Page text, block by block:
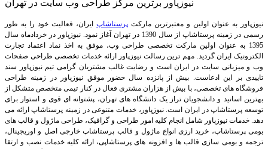
نیوزپاور برترین مرکز طراحی وب سایت در تهران
نیوزپاور به عنوان اولین و معتبرترین مارکت پرستاشاپ ایران، فعالیت خود را به طور
رسمی در زمینه پرستاشاپ از سال 1390 در تهران آغاز نمود. نیوزپاور در خردادماه سال
1395 به عنوان اولین مارکت تخصصی طراحی وب، موفق به اخذ نماد اعتماد تجارت
الکترونیک ایران گردید. مهم ترین رسالت نیوزپاور ارائه خدمات تخصصی طراحی صفحات
وب و میزبانی سایت در ایران است و رضایت غالب مشتریان گرامی تیم نیوزپاور سند
تاییدی بر این ادعاست. بیش از پانزده سال حضور موفق نیوزپاور در زمینه طراحی
فروشگاه های تخصصی، با بیش از هزاران مشتری فعال در کنار تیمی متخصص متشکل از
بهترین اساتید و دانشجویان تراز یک دانشگاه های تهران، پشتوانه ای قوی و استوار برای
توسعه پرستاشاپ در ایران است.نیوزپاور، خدمات متنوعی در زمینه پرستاشاپ ارائه می
دهد. خدمات نیوزپاور شامل انجام کلیه امور طراحی و گرافیک، طراحی ماژول و قالب های
بومی پرستاشاپ، خرید ارزی انواع ماژول و قالب پرستاشاپ خارجی اصل و اوریجینال،
ترجمه و بومی سازی قالب ها و افزونه های پرستاشاپی، ارائه کلیه خدمات نصب و ارتقا